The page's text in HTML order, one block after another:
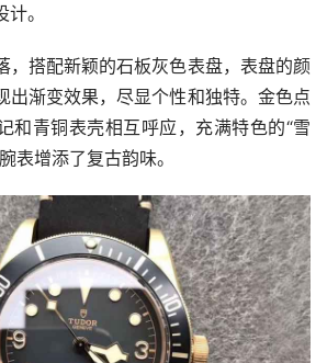
。
，搭配新颖的石板灰色表盘，表盘的颜
出渐变效果，尽显个性和独特。金色点
和青铜表壳相互呼应，充满特色的“雪
表增添了复古韵味。